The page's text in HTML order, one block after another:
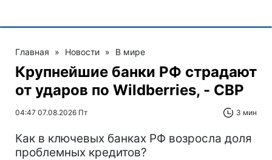
Главная » Новости » В мире
Крупнейшие банки РФ страдают
от ударов по Wildberries, - СВР
04:47 07.08.2026 Пт 3 мин
Как в ключевых банках РФ возросла доля
проблемных кредитов?